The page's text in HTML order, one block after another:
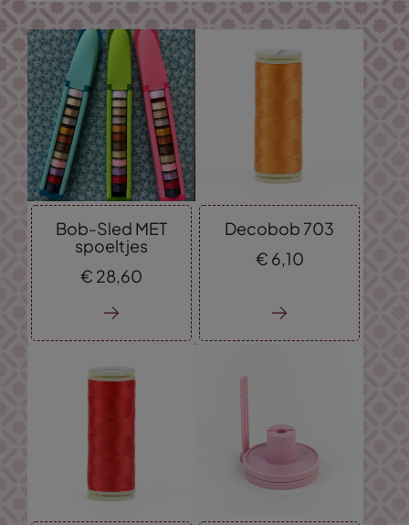
Bob-Sled MET
spoeltjes
€ 28,60
Decobob 703
€ 6,10